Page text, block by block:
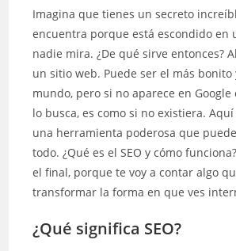
Imagina que tienes un secreto
encuentra porque está escondido en
nadie mira. ¿De qué sirve entonces?
un sitio web. Puede ser el más
mundo, pero si no aparece en
lo busca, es como si no existiera. Aquí
una herramienta poderosa que
todo. ¿Qué es el SEO y cómo
el final, porque te voy a contar algo
transformar la forma en que ves
¿Qué significa SEO?